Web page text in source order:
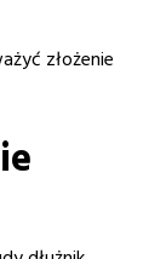
złożenie